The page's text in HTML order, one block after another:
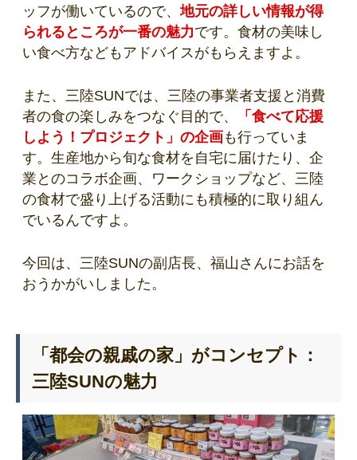
ッフが働いているので、地元の詳しい情報が得
られるところが一番の魅力です。食材の美味し
い食べ方などもアドバイスがもらえますよ。
また、三陸SUNでは、三陸の事業者支援と消費
者の食の楽しみをつなぐ目的で、
「食べて応援
しよう！プロジェクト」の企画も行っていま
す。生産地から旬な食材を自宅に届けたり、企
業とのコラボ企画、ワークショップなど、三陸
の食材で盛り上げる活動にも積極的に取り組ん
でいるんですよ。
今回は、三陸SUNの副店長、福山さんにお話を
おうかがいしました。
「都会の親戚の家」がコンセプト：
三陸SUNの魅力